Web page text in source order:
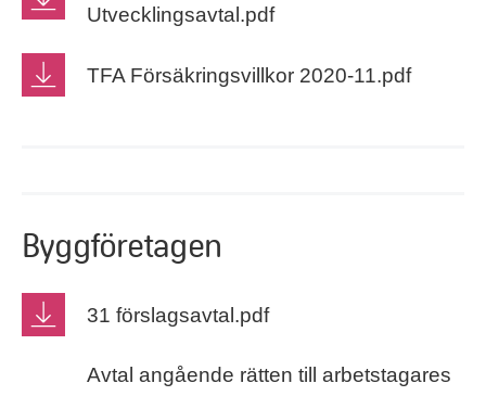
Utvecklingsavtal.pdf
TFA Försäkringsvillkor 2020-11.pdf
Byggföretagen
31 förslagsavtal.pdf
Avtal angående rätten till arbetstagares